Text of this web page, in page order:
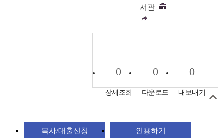
서관
0
상세조회
0
다운로드
0
내보내기
복사/대출신청 인용하기